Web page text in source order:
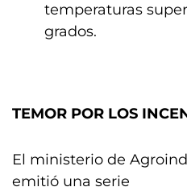
temperaturas
grados.
TEMOR POR LOS
El ministerio de
emitió una serie